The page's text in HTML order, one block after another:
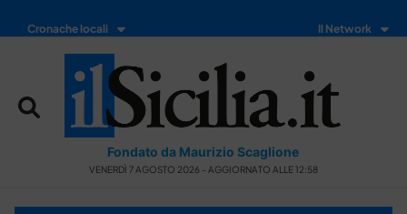
Cronache locali Il Network
Fondato da Maurizio Scaglione
VENERDÌ 7 AGOSTO 2026 - AGGIORNATO ALLE 12:58